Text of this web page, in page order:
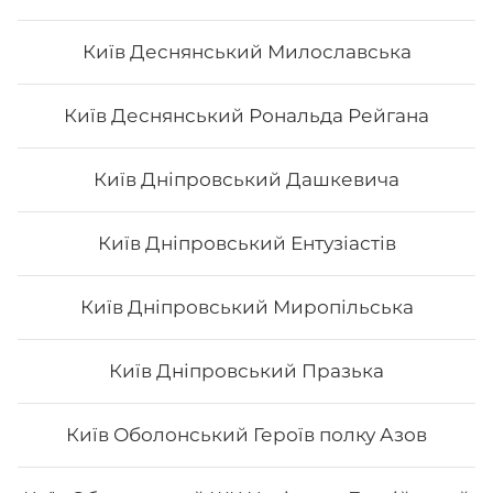
Київ Деснянський Милославська
Київ Деснянський Рональда Рейгана
Київ Дніпровський Дашкевича
Київ Дніпровський Ентузіастів
Київ Дніпровський Миропільська
Київ Дніпровський Празька
Київ Оболонський Героїв полку Азов